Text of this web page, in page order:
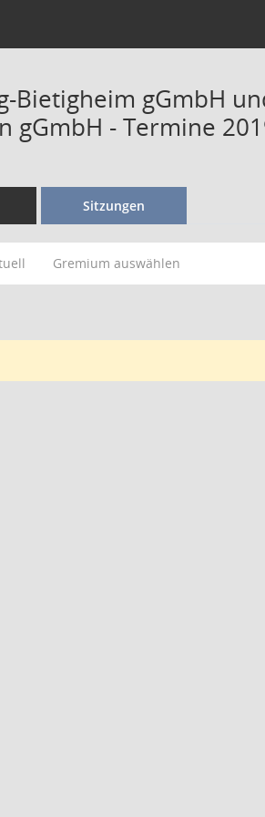
Bietigheim gGmbH
gGmbH - Termine
Sitzungen
Gremium auswählen